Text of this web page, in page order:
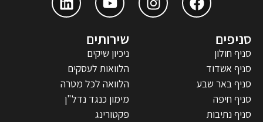
סניפים
סניף חולון
סניף אשדוד
סניף באר שבע
סניף חיפה
סניף נתיבות
שירותים
ניכיון שיקים
הלוואות לעסקים
הלוואה לכל מטרה
מימון כנגד נדל"ן
פקטורינג